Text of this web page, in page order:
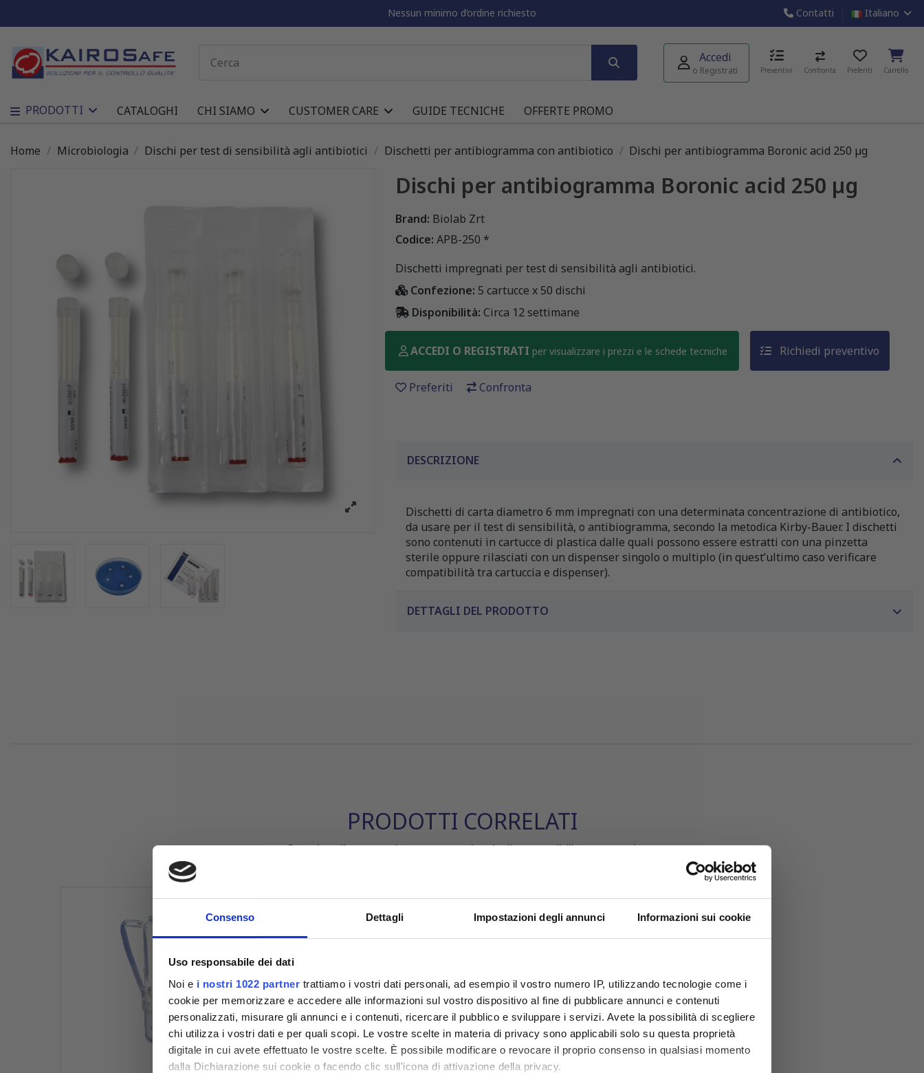
Consenso Dettagli Impostazioni degli annunci Informazioni sui cookie
Uso responsabile dei dati
Noi e i nostri 1022 partner trattiamo i vostri dati personali, ad esempio il vostro numero IP, utilizzando tecnologie come i
cookie per memorizzare e accedere alle informazioni sul vostro dispositivo al fine di pubblicare annunci e contenuti
personalizzati, misurare gli annunci e i contenuti, ricercare il pubblico e sviluppare i servizi. Avete la possibilità di scegliere
chi utilizza i vostri dati e per quali scopi. Le vostre scelte in materia di privacy sono applicabili solo su questa proprietà
digitale in cui avete effettuato le vostre scelte. È possibile modificare o revocare il proprio consenso in qualsiasi momento
dalla Dichiarazione sui cookie o facendo clic sull'icona di attivazione della privacy.
Nessun minimo d’ordine richiesto Contatti Italiano
Accedi
o Registrati Preventivi Confronta Preferiti Carrello
PRODOTTI CATALOGHI CHI SIAMO CUSTOMER CARE GUIDE TECNICHE OFFERTE PROMO
Home Microbiologia Dischi per test di sensibilità agli antibiotici Dischetti per antibiogramma con antibiotico Dischi per antibiogramma Boronic acid 250 µg
Dischi per antibiogramma Boronic acid 250 µg
Brand: Biolab Zrt
Codice: APB-250 *
Dischetti impregnati per test di sensibilità agli antibiotici.
Confezione: 5 cartucce x 50 dischi
Disponibilità: Circa 12 settimane
ACCEDI O REGISTRATI per visualizzare i prezzi e le schede tecniche Richiedi preventivo
Preferiti Confronta
DESCRIZIONE
Dischetti di carta diametro 6 mm impregnati con una determinata concentrazione di antibiotico,
da usare per il test di sensibilità, o antibiogramma, secondo la metodica Kirby-Bauer. I dischetti
sono contenuti in cartucce di plastica dalle quali possono essere estratti con una pinzetta
sterile oppure rilasciati con un dispenser singolo o multiplo (in quest’ultimo caso verificare
compatibilità tra cartuccia e dispenser).
DETTAGLI DEL PRODOTTO
PRODOTTI CORRELATI
Completa il tuo acquisto con questi articoli compatibili o accessori:
fino al 31 Luglio 2026
Scopri le migliori offerte del momento su molti dei
prodotti del nostro catalogo, approfittane e risparmia